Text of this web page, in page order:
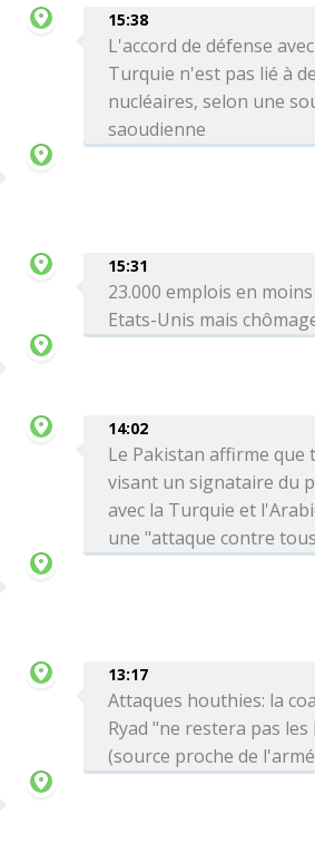
15:38
L'accord de défense
Turquie n'est pas lié à
nucléaires, selon une
saoudienne
15:31
23.000 emplois en
Etats-Unis mais
14:02
Le Pakistan affirme que
visant un signataire du
avec la Turquie et
une "attaque contre
13:17
Attaques houthies: la
Ryad "ne restera pas
(source proche de